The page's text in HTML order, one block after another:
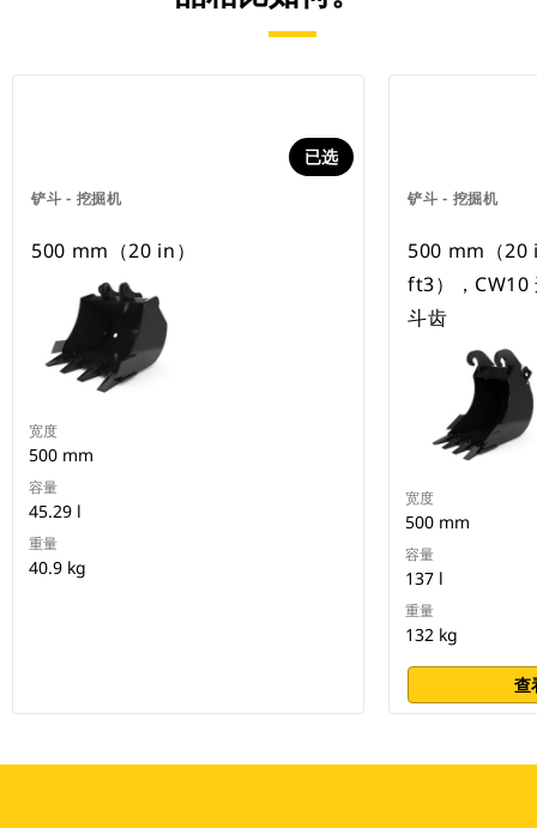
铲斗 - 挖掘机
已选
500 mm（20 in）
宽度
500 mm
容量
45.29 l
重量
40.9 kg
铲斗 - 挖掘机
500 mm（20
ft3），CW10
斗齿
宽度
500 mm
容量
137 l
重量
132 kg
查